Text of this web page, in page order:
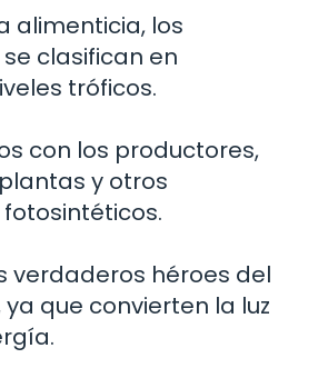
alimenticia, los
clasifican en
tróficos.
con los productores,
y otros
verdaderos héroes del
que convierten la luz